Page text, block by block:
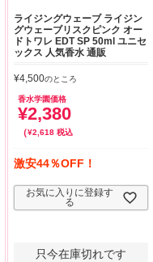
ライジングウェーブ ライジン
グウェーブリスクピンク オー
ドトワレ EDT SP 50ml ユニセ
ックス 人気香水 通販
¥4,500のところ
香水学園価格
¥2,380
¥2,618 税込
激安44％OFF！
お気に入りに登録す
る
只今在庫切れです
した。またよろしくお願い
いたします。